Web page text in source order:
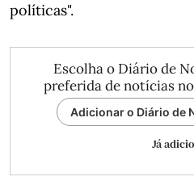
políticas".
Escolha o Diário de
preferida de notícias
Adicionar o Diário de
Já